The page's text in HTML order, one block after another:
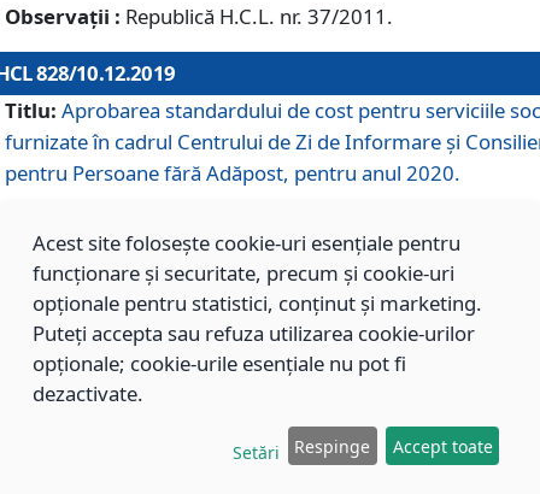
Observații : Republică H.C.L. nr. 37/2011.
828/10.12.2019
Titlu: Aprobarea standardului de cost pentru serviciile
furnizate în cadrul Centrului de Zi de Informare și
pentru Persoane fără Adăpost, pentru anul 2020.
827/10.12.2019
Aprobarea standardului de cost pentru serviciile
furnizate în cadrul Centrului Rezidențial pentru Persoane
Adăpost, pentru anul 2020.
Aprobarea standardului de cost pentru serviciile
Acest site folosește cookie-uri esențiale pentru
funcționare și securitate, precum și cookie-uri
opționale pentru statistici, conținut și marketing.
Puteți accepta sau refuza utilizarea cookie-urilor
opționale; cookie-urile esențiale nu pot fi
dezactivate.
Setări Respinge Accept toate